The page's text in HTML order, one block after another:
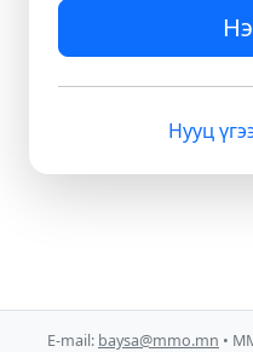
Нууц
E-mail: baysa@mmo.mn •